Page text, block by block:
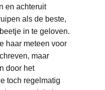
en achteruit
als de beste,
in te geloven.
haar meteen voor
maar
door het
toch regelmatig